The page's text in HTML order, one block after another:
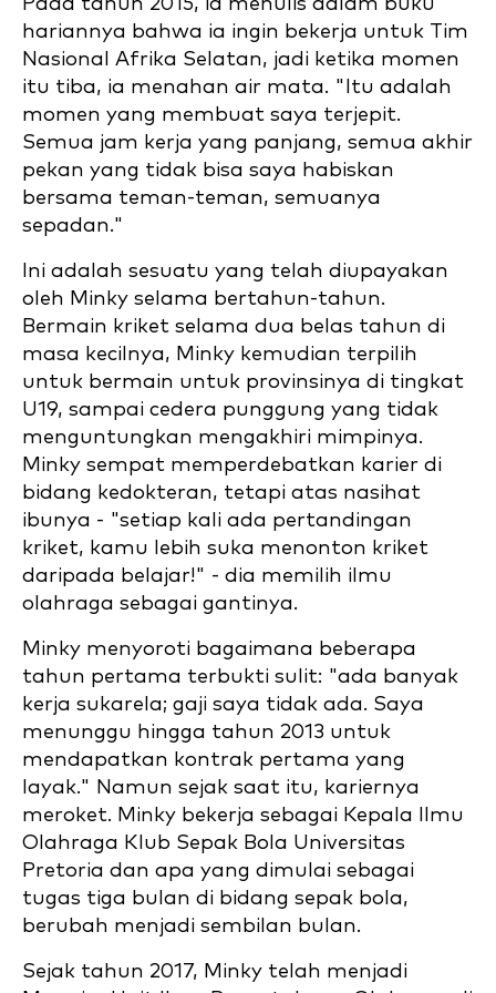
hariannya bahwa ia ingin bekerja untuk Tim
Nasional Afrika Selatan, jadi ketika momen
itu tiba, ia menahan air mata. "Itu adalah
momen yang membuat saya terjepit.
Semua jam kerja yang panjang, semua akhir
pekan yang tidak bisa saya habiskan
bersama teman-teman, semuanya
sepadan."
Ini adalah sesuatu yang telah diupayakan
oleh Minky selama bertahun-tahun.
Bermain kriket selama dua belas tahun di
masa kecilnya, Minky kemudian terpilih
untuk bermain untuk provinsinya di tingkat
U19, sampai cedera punggung yang tidak
menguntungkan mengakhiri mimpinya.
Minky sempat memperdebatkan karier di
bidang kedokteran, tetapi atas nasihat
ibunya - "setiap kali ada pertandingan
kriket, kamu lebih suka menonton kriket
daripada belajar!" - dia memilih ilmu
olahraga sebagai gantinya.
Minky menyoroti bagaimana beberapa
tahun pertama terbukti sulit: "ada banyak
kerja sukarela; gaji saya tidak ada. Saya
menunggu hingga tahun 2013 untuk
mendapatkan kontrak pertama yang
layak." Namun sejak saat itu, kariernya
meroket. Minky bekerja sebagai Kepala Ilmu
Olahraga Klub Sepak Bola Universitas
Pretoria dan apa yang dimulai sebagai
tugas tiga bulan di bidang sepak bola,
berubah menjadi sembilan bulan.
Sejak tahun 2017, Minky telah menjadi